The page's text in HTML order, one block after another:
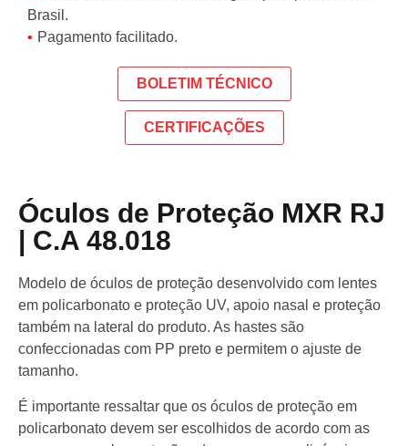
Brasil.
Pagamento facilitado.
BOLETIM TÉCNICO
CERTIFICAÇÕES
Óculos de Proteção MXR RJ
| C.A 48.018
Modelo de óculos de proteção desenvolvido com lentes
em policarbonato e proteção UV, apoio nasal e proteção
também na lateral do produto. As hastes são
confeccionadas com PP preto e permitem o ajuste de
tamanho.
É importante ressaltar que os óculos de proteção em
policarbonato devem ser escolhidos de acordo com as